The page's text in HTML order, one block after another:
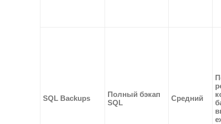
SQL Backups
Полный бэкап
SQL
Средний